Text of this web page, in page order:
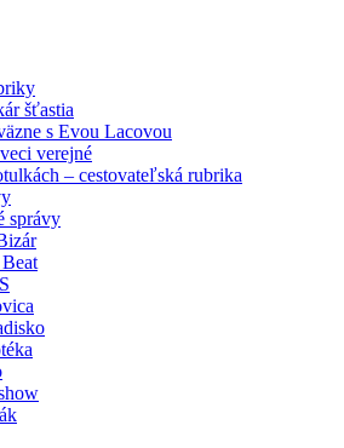
šťastia
s Evou Lacovou
verejné
– cestovateľská rubrika
správy